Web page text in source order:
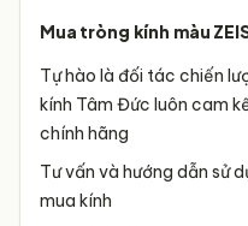
Mua tròng kính màu
Tự hào là đối tác chiến
kính Tâm Đức luôn cam
chính hãng
Tư vấn và hướng dẫn sử
mua kính